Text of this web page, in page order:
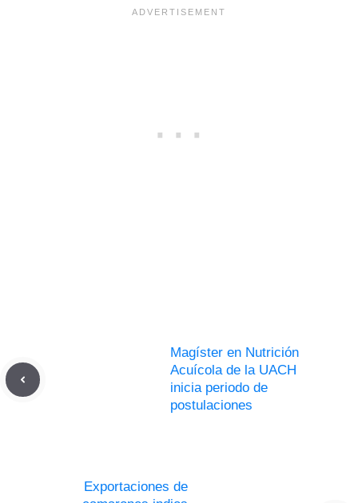
Magíster en Nutrición
Acuícola de la UACH
inicia periodo de
postulaciones
Exportaciones de